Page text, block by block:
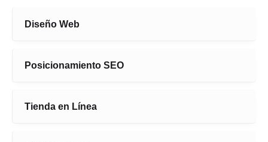
Diseño Web
Posicionamiento SEO
Tienda en Línea